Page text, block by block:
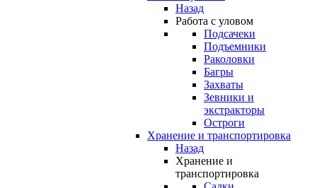
Назад
Работа с уловом
Подсачеки
Подъемники
Раколовки
Багры
Захваты
Зевники и
экстракторы
Остроги
Хранение и транспортировка
Назад
Хранение и
транспортировка